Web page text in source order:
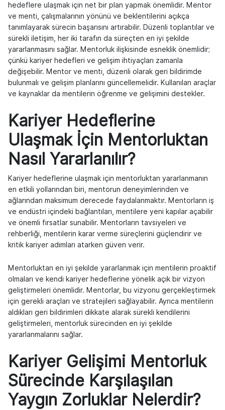
hedeflere ulaşmak için net bir plan yapmak önemlidir. Mentor
ve menti, çalışmalarının yönünü ve beklentilerini açıkça
tanımlayarak sürecin başarısını artırabilir. Düzenli toplantılar ve
sürekli iletişim, her iki tarafın da süreçten en iyi şekilde
yararlanmasını sağlar. Mentorluk ilişkisinde esneklik önemlidir;
çünkü kariyer hedefleri ve gelişim ihtiyaçları zamanla
değişebilir. Mentor ve menti, düzenli olarak geri bildirimde
bulunmalı ve gelişim planlarını güncellemelidir. Kullanılan araçlar
ve kaynaklar da mentilerin öğrenme ve gelişimini destekler.
Kariyer Hedeflerine
Ulaşmak İçin Mentorluktan
Nasıl Yararlanılır?
Kariyer hedeflerine ulaşmak için mentorluktan yararlanmanın
en etkili yollarından biri, mentorun deneyimlerinden ve
ağlarından maksimum derecede faydalanmaktır. Mentorların iş
ve endüstri içindeki bağlantıları, mentilere yeni kapılar açabilir
ve önemli fırsatlar sunabilir. Mentorların tavsiyeleri ve
rehberliği, mentilerin karar verme süreçlerini güçlendirir ve
kritik kariyer adımları atarken güven verir.
Mentorluktan en iyi şekilde yararlanmak için mentilerin proaktif
olmaları ve kendi kariyer hedeflerine yönelik açık bir vizyon
geliştirmeleri önemlidir. Mentorlar, bu vizyonu gerçekleştirmek
için gerekli araçları ve stratejileri sağlayabilir. Ayrıca mentilerin
aldıkları geri bildirimleri dikkate alarak sürekli kendilerini
geliştirmeleri, mentorluk sürecinden en iyi şekilde
yararlanmalarını sağlar.
Kariyer Gelişimi Mentorluk
Sürecinde Karşılaşılan
Yaygın Zorluklar Nelerdir?